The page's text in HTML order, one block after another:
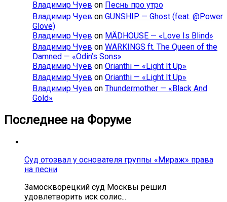
Владимир Чуев on Песнь про утро
Владимир Чуев on GUNSHIP — Ghost (feat. @Power
Glove)
Владимир Чуев on MÄDHOUSE — «Love Is Blind»
Владимир Чуев on WARKINGS ft. The Queen of the
Damned — «Odin’s Sons»
Владимир Чуев on Orianthi — «Light It Up»
Владимир Чуев on Orianthi — «Light It Up»
Владимир Чуев on Thundermother — «Black And
Gold»
Последнее на Форуме
Суд отозвал у основателя группы «Мираж» права
на песни
Замоскворецкий суд Москвы решил
удовлетворить иск солис...